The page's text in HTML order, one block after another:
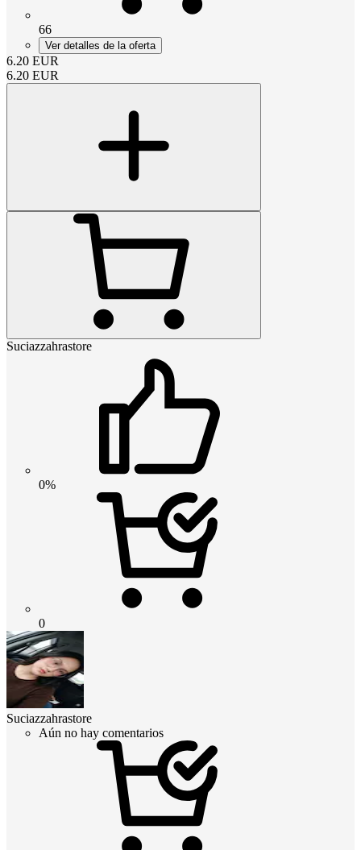
66
Ver detalles de la oferta
6.20 EUR
6.20 EUR
Suciazzahrastore
0%
0
Suciazzahrastore
Aún no hay comentarios